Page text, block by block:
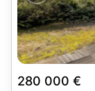
280 000 €